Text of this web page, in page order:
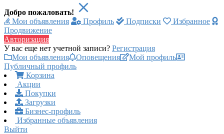
Добро пожаловать!
Мои объявления
Профиль Подписки
Избранное
Продвижение
Авторизация
У вас еще нет учетной записи? Регистрация
Мои объявления
Оповещения
Мой профиль
Публичный профиль
Корзина
Акции
Покупки
Загрузки
Бизнес-профиль
Избранные объявления
Выйти